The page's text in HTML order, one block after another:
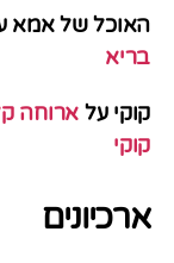
האוכל של אמא
בריא
קוקי על ארוחה
קוקי
ארכיונים